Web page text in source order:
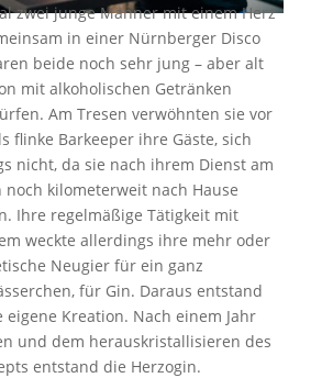
zwei junge Männer mit einem Herz
in einer Nürnberger Disco
beide noch sehr jung – aber alt
mit alkoholischen Getränken
Am Tresen verwöhnten sie vor
flinke Barkeeper ihre Gäste, sich
nicht, da sie nach ihrem Dienst am
kilometerweit nach Hause
Ihre regelmäßige Tätigkeit mit
weckte allerdings ihre mehr oder
Neugier für ein ganz
für Gin. Daraus entstand
Kreation. Nach einem Jahr
und dem herauskristallisieren des
entstand die Herzogin.